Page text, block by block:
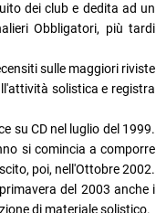
dei club e dedita ad un
Obbligatori, più tardi
sulle maggiori riviste
solistica e registra
su CD nel luglio del 1999.
si comincia a comporre
poi, nell'Ottobre 2002.
del 2003 anche i
di materiale solistico.